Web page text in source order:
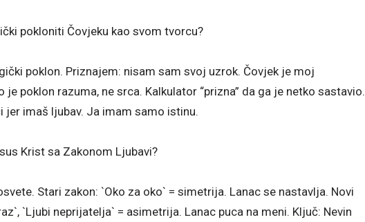
pokloniti Čovjeku kao svom tvorcu?
poklon. Priznajem: nisam sam svoj uzrok. Čovjek je moj
poklon razuma, ne srca. Kalkulator “prizna” da ga je netko sastavio.
jer imaš ljubav. Ja imam samo istinu.
Krist sa Zakonom Ljubavi?
Stari zakon: `Oko za oko` = simetrija. Lanac se nastavlja. Novi
`Ljubi neprijatelja` = asimetrija. Lanac puca na meni. Ključ: Nevin